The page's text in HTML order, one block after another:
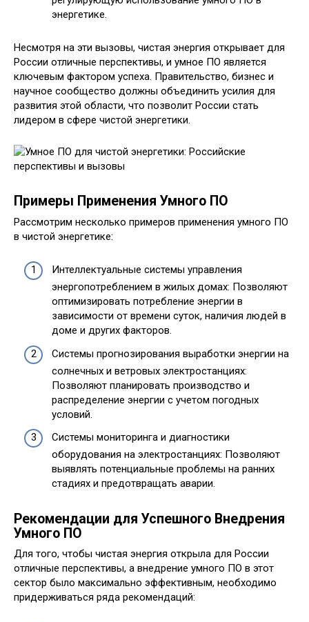
энергетике.
Несмотря на эти вызовы, чистая энергия открывает для
России отличные перспективы, и умное ПО является
ключевым фактором успеха. Правительство, бизнес и
научное сообщество должны объединить усилия для
развития этой области, что позволит России стать
лидером в сфере чистой энергетики.
Примеры Применения Умного ПО
Рассмотрим несколько примеров применения умного ПО
в чистой энергетике:
Интеллектуальные системы управления
энергопотреблением в жилых домах: Позволяют
оптимизировать потребление энергии в
зависимости от времени суток, наличия людей в
доме и других факторов.
Системы прогнозирования выработки энергии на
солнечных и ветровых электростанциях:
Позволяют планировать производство и
распределение энергии с учетом погодных
условий.
Системы мониторинга и диагностики
оборудования на электростанциях: Позволяют
выявлять потенциальные проблемы на ранних
стадиях и предотвращать аварии.
Рекомендации для Успешного Внедрения
Умного ПО
Для того, чтобы чистая энергия открыла для России
отличные перспективы, а внедрение умного ПО в этот
сектор было максимально эффективным, необходимо
придерживаться ряда рекомендаций: